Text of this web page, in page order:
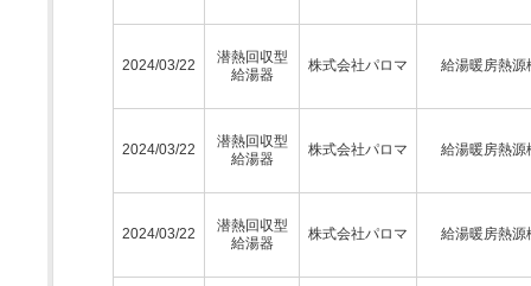
2024/03/22
潜熱回収型
給湯器
株式会社パロマ 給湯暖房熱源
2024/03/22
潜熱回収型
給湯器
株式会社パロマ 給湯暖房熱源
2024/03/22
潜熱回収型
給湯器
株式会社パロマ 給湯暖房熱源